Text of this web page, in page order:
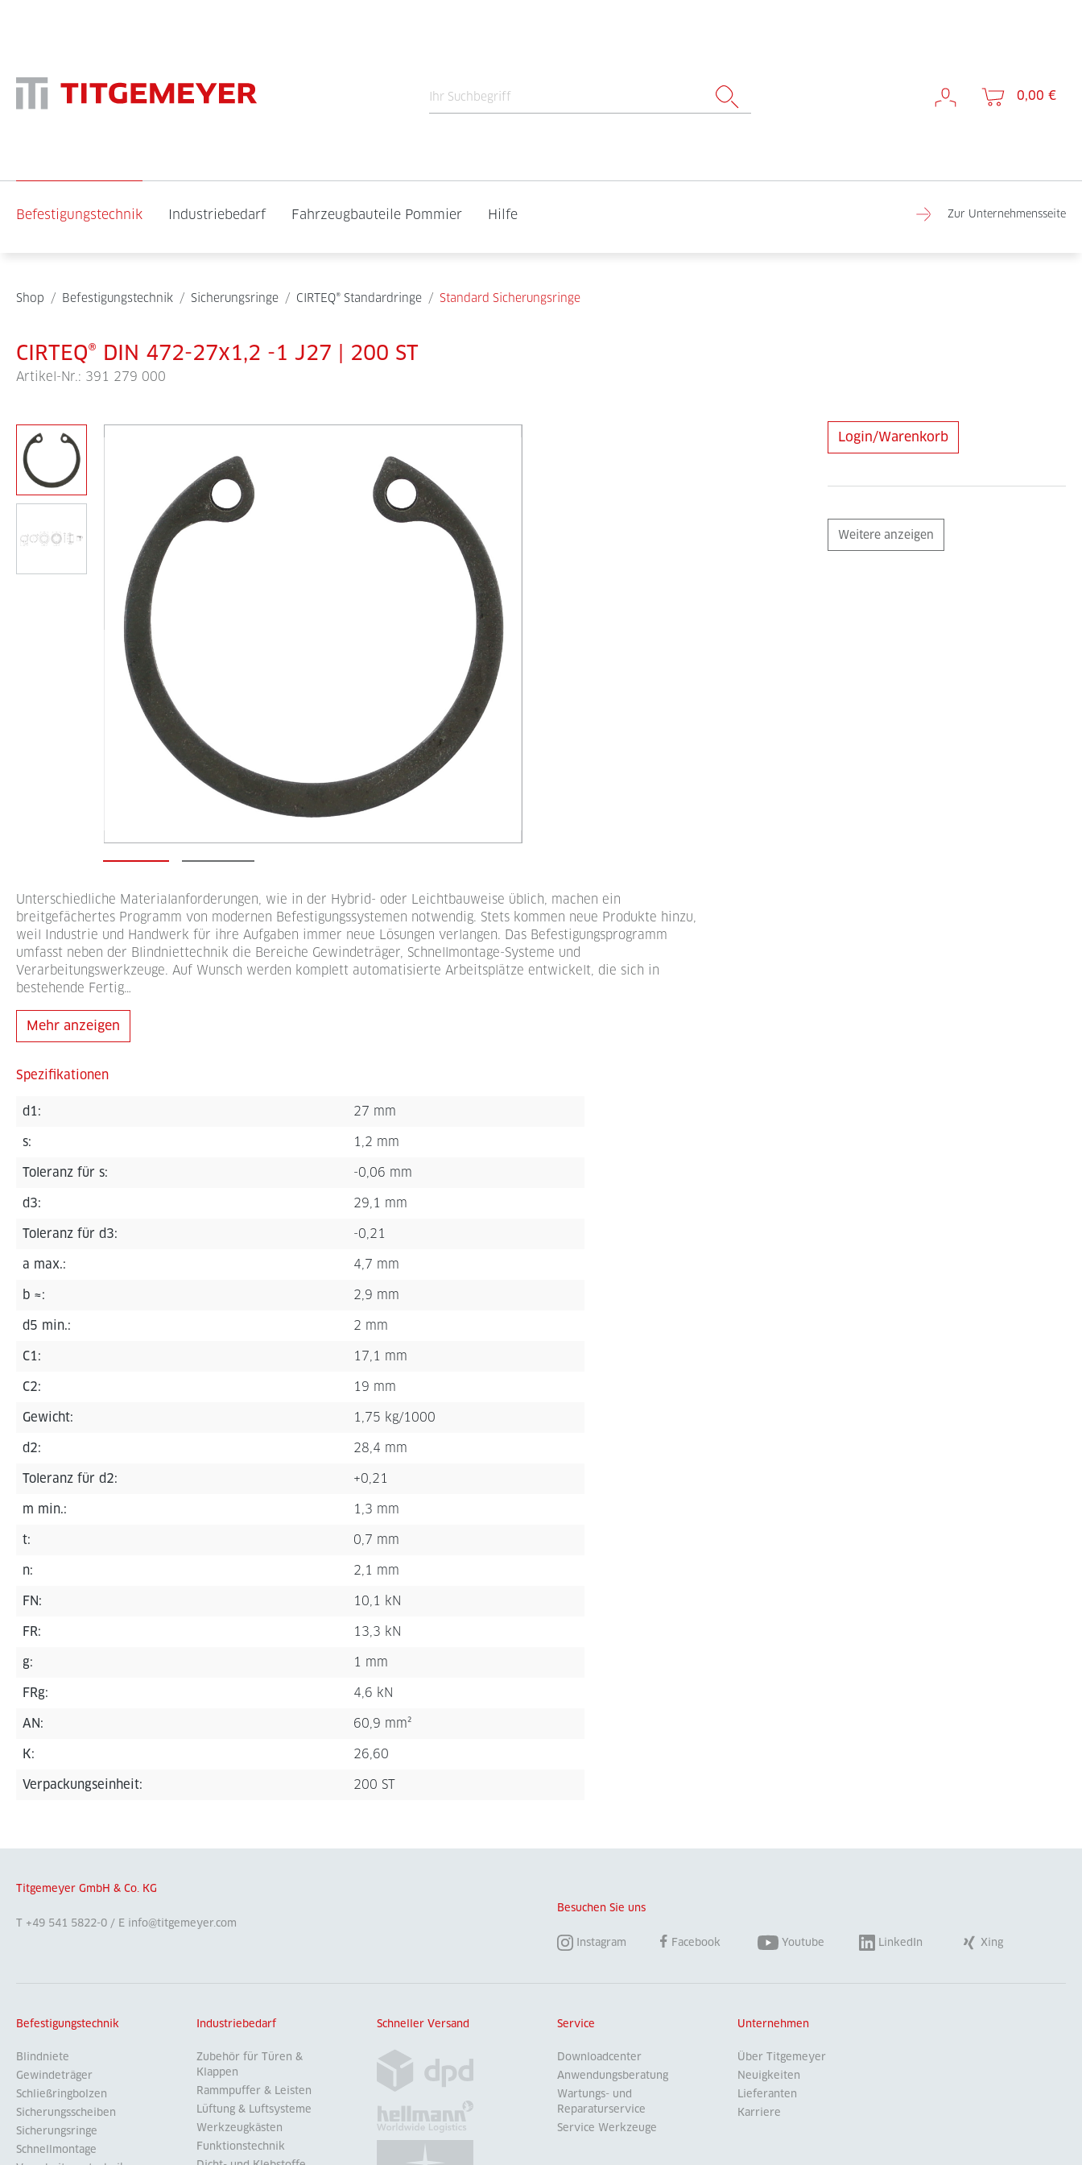
0,00 €
Befestigungstechnik Industriebedarf Fahrzeugbauteile Pommier Hilfe Zur Unternehmensseite
Shop / Befestigungstechnik / Sicherungsringe / CIRTEQ® Standardringe / Standard Sicherungsringe
CIRTEQ® DIN 472-27x1,2 -1 J27 | 200 ST
Artikel-Nr.: 391 279 000
Unterschiedliche Materialanforderungen, wie in der Hybrid- oder Leichtbauweise üblich, machen ein
breitgefächertes Programm von modernen Befestigungssystemen notwendig. Stets kommen neue Produkte hinzu,
weil Industrie und Handwerk für ihre Aufgaben immer neue Lösungen verlangen. Das Befestigungsprogramm
umfasst neben der Blindniettechnik die Bereiche Gewindeträger, Schnellmontage-Systeme und
Verarbeitungswerkzeuge. Auf Wunsch werden komplett automatisierte Arbeitsplätze entwickelt, die sich in
bestehende Fertig…
Mehr anzeigen
Spezifikationen
d1: 27 mm
s: 1,2 mm
Toleranz für s: -0,06 mm
d3: 29,1 mm
Toleranz für d3: -0,21
a max.: 4,7 mm
b ≈: 2,9 mm
d5 min.: 2 mm
C1: 17,1 mm
C2: 19 mm
Gewicht: 1,75 kg/1000
d2: 28,4 mm
Toleranz für d2: +0,21
m min.: 1,3 mm
t: 0,7 mm
n: 2,1 mm
FN: 10,1 kN
FR: 13,3 kN
g: 1 mm
FRg: 4,6 kN
AN: 60,9 mm²
K: 26,60
Verpackungseinheit: 200 ST
Login/Warenkorb
Weitere anzeigen
Titgemeyer GmbH & Co. KG
T +49 541 5822-0 / E info@titgemeyer.com
Besuchen Sie uns
Instagram Facebook Youtube LinkedIn Xing
Befestigungstechnik
Blindniete
Gewindeträger
Schließringbolzen
Sicherungsscheiben
Sicherungsringe
Schnellmontage
Industriebedarf
Zubehör für Türen &
Klappen
Rammpuffer & Leisten
Lüftung & Luftsysteme
Werkzeugkästen
Funktionstechnik
Schneller Versand Service
Downloadcenter
Anwendungsberatung
Wartungs- und
Reparaturservice
Service Werkzeuge
Unternehmen
Über Titgemeyer
Neuigkeiten
Lieferanten
Karriere